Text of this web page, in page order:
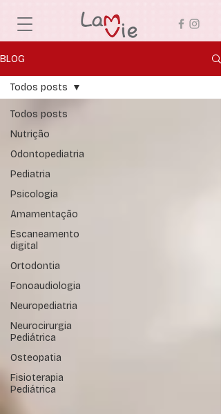
BLOG
Todos posts
Nutrição
Odontopediatria
Pediatria
Psicologia
Amamentação
Escaneamento
digital
Ortodontia
Fonoaudiologia
Neuropediatria
Neurocirurgia
Pediátrica
Osteopatia
Fisioterapia
Pediátrica
Todos posts